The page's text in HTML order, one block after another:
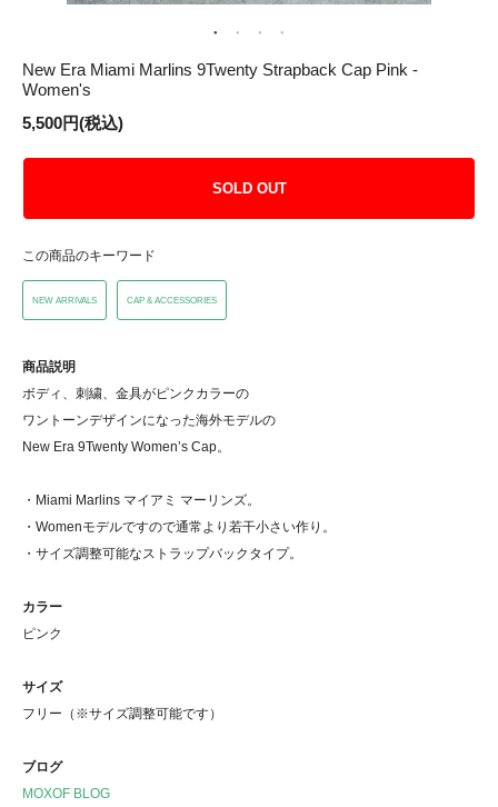
New Era Miami Marlins 9Twenty Strapback Cap Pink -
Women's
5,500円(税込)
SOLD OUT
この商品のキーワード
NEW ARRIVALS CAP & ACCESSORIES
商品説明
ボディ、刺繍、金具がピンクカラーの
ワントーンデザインになった海外モデルの
New Era 9Twenty Women’s Cap。
・Miami Marlins マイアミ マーリンズ。
・Womenモデルですので通常より若干小さい作り。
・サイズ調整可能なストラップバックタイプ。
カラー
ピンク
サイズ
フリー（※サイズ調整可能です）
ブログ
MOXOF BLOG